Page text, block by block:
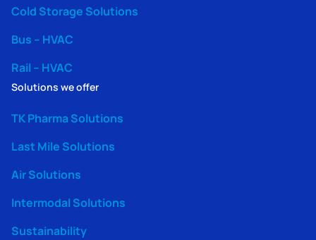
Cold Storage Solutions
Bus – HVAC
Rail – HVAC
Solutions we offer
TK Pharma Solutions
Last Mile Solutions
Air Solutions
Intermodal Solutions
Sustainability